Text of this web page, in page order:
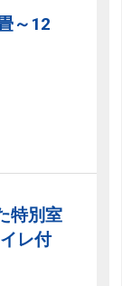
～12
特別室
レ付